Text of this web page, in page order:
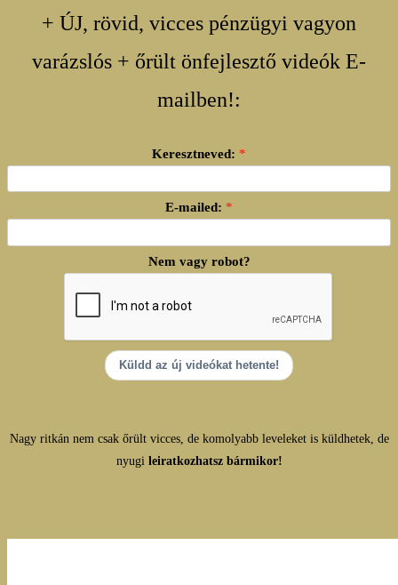
+ ÚJ, rövid, vicces pénzügyi vagyon
varázslós + őrült önfejlesztő videók E-
mailben!:
Keresztneved:
E-mailed:
Nem vagy robot?
Küldd az új videókat hetente!
Nagy ritkán nem csak őrült vicces, de komolyabb leveleket is küldhetek, de
nyugi leiratkozhatsz bármikor!